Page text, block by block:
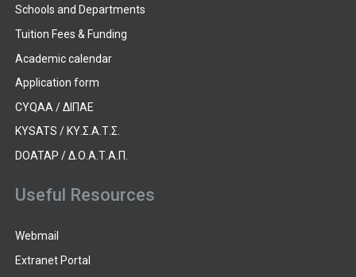
Schools and Departments
Tuition Fees & Funding
Academic calendar
Application form
CYQAA / ΔΙΠΑΕ
KYSATS / ΚΥ.Σ.Α.Τ.Σ.
DOATAP / Δ.Ο.Α.Τ.Α.Π.
Useful Resources
Webmail
Extranet Portal